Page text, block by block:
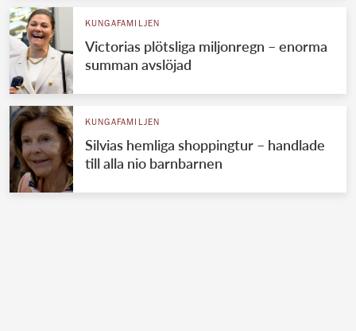
KUNGAFAMILJEN
Victorias plötsliga miljonregn – enorma
summan avslöjad
KUNGAFAMILJEN
Silvias hemliga shoppingtur – handlade
till alla nio barnbarnen